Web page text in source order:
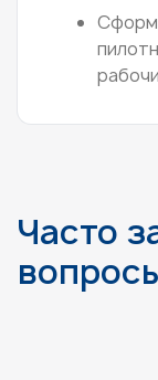
Часто